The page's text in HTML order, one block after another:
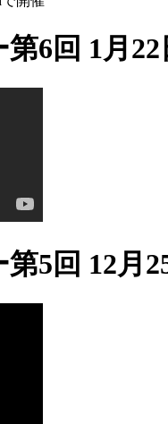
6回 1月22
5回 12月